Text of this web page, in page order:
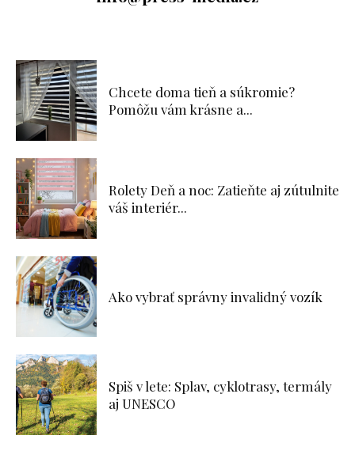
Chcete doma tieň a súkromie?
Pomôžu vám krásne a...
Rolety Deň a noc: Zatieňte aj zútulnite
váš interiér...
Ako vybrať správny invalidný vozík
Spiš v lete: Splav, cyklotrasy, termály
aj UNESCO